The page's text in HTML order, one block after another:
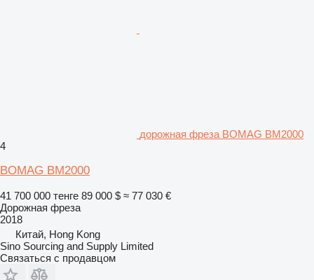
дорожная фреза BOMAG BM2000
4
BOMAG BM2000
41 700 000 тенге 89 000 $ ≈ 77 030 €
Дорожная фреза
2018
Китай, Hong Kong
Sino Sourcing and Supply Limited
Связаться с продавцом